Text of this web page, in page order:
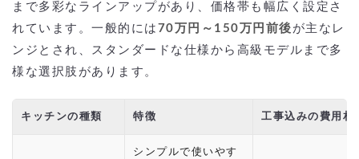
まで多彩なラインアップがあり、価格帯も幅広く設定さ
れています。一般的には 70万円～150万円前後 が主なレ
ンジとされ、スタンダードな仕様から高級モデルまで多
様な選択肢があります。
キッチンの種類 特徴 工事込みの費用相
シンプルで使いやす